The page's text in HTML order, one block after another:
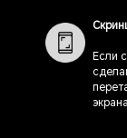
Если